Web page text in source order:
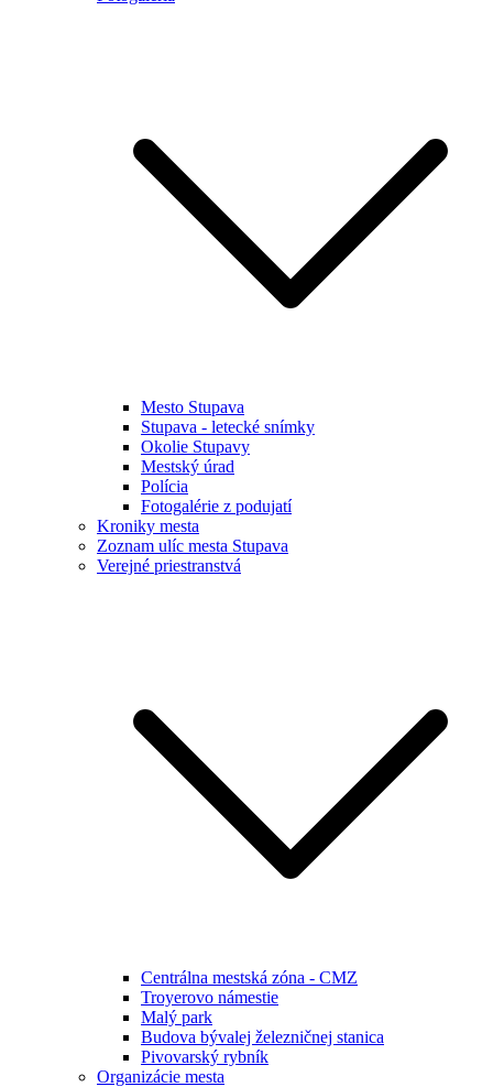
Mesto Stupava
Stupava - letecké snímky
Okolie Stupavy
Mestský úrad
Polícia
Fotogalérie z podujatí
Kroniky mesta
Zoznam ulíc mesta Stupava
Verejné priestranstvá
Centrálna mestská zóna - CMZ
Troyerovo námestie
Malý park
Budova bývalej železničnej stanica
Pivovarský rybník
Organizácie mesta